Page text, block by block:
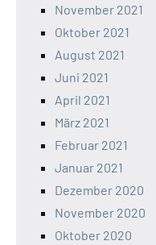
November 2021
Oktober 2021
August 2021
Juni 2021
April 2021
März 2021
Februar 2021
Januar 2021
Dezember 2020
November 2020
Oktober 2020